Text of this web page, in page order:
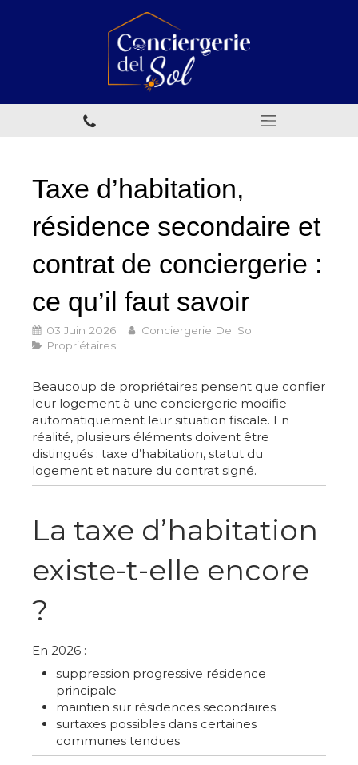
Taxe d’habitation,
résidence secondaire et
contrat de conciergerie :
ce qu’il faut savoir
03 Juin 2026
Conciergerie Del Sol
Propriétaires
Beaucoup de propriétaires pensent que confier
leur logement à une conciergerie modifie
automatiquement leur situation fiscale. En
réalité, plusieurs éléments doivent être
distingués : taxe d’habitation, statut du
logement et nature du contrat signé.
La taxe d’habitation
existe-t-elle encore
?
En 2026 :
suppression progressive résidence
principale
maintien sur résidences secondaires
surtaxes possibles dans certaines
communes tendues